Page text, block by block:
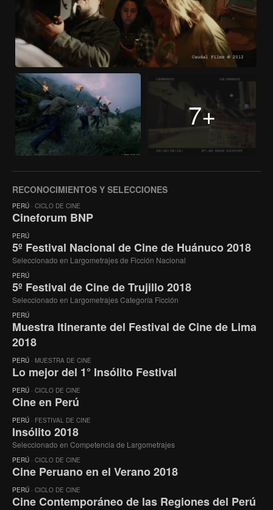
7+
RECONOCIMIENTOS Y SELECCIONES
PERÚ · CICLO DE CINE
Cineforum BNP
PERÚ
5º Festival Nacional de Cine de Huánuco 2018
Seleccionado en Largometrajes de Ficción Nacional
PERÚ
5º Festival de Cine de Trujillo 2018
Seleccionado en Largometrajes Categoría Ficción
PERÚ
Muestra Itinerante del Festival de Cine de Lima
2018
PERÚ · MUESTRA DE CINE
Lo mejor del 1° Insólito Festival
PERÚ · CICLO DE CINE
Cine en Perú
PERÚ · FESTIVAL DE CINE
Insólito 2018
Seleccionado en Competencia de Largometrajes
PERÚ · CICLO DE CINE
Cine Peruano en el Verano 2018
PERÚ · CICLO DE CINE
Cine Contemporáneo de las Regiones del Perú